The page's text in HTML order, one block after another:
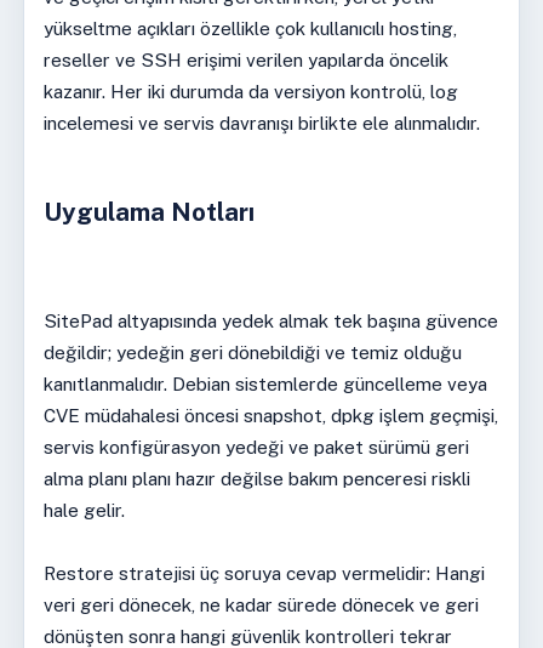
yükseltme açıkları özellikle çok kullanıcılı hosting,
reseller ve SSH erişimi verilen yapılarda öncelik
kazanır. Her iki durumda da versiyon kontrolü, log
incelemesi ve servis davranışı birlikte ele alınmalıdır.
Uygulama Notları
SitePad altyapısında yedek almak tek başına güvence
değildir; yedeğin geri dönebildiği ve temiz olduğu
kanıtlanmalıdır. Debian sistemlerde güncelleme veya
CVE müdahalesi öncesi snapshot, dpkg işlem geçmişi,
servis konfigürasyon yedeği ve paket sürümü geri
alma planı planı hazır değilse bakım penceresi riskli
hale gelir.
Restore stratejisi üç soruya cevap vermelidir: Hangi
veri geri dönecek, ne kadar sürede dönecek ve geri
dönüşten sonra hangi güvenlik kontrolleri tekrar